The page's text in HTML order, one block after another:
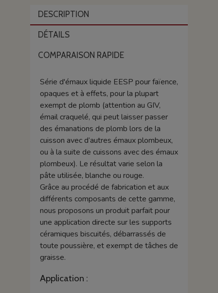
DESCRIPTION
DÉTAILS
COMPARAISON RAPIDE
Série d'émaux liquide EESP pour faïence,
opaques et à effets, pour la plupart
exempt de plomb (attention au GIV,
émail craquelé, qui peut laisser passer
des émanations de plomb lors de la
cuisson avec d’autres émaux plombeux,
ou à la suite de cuissons avec des émaux
plombeux). Le résultat varie selon la
pâte utilisée, blanche ou rouge.
Grâce au procédé de fabrication et aux
différents composants de cette gamme,
nous proposons un produit parfait pour
une application directe sur les supports
céramiques biscuités, débarrassés de
toute poussière, et exempt de tâches de
graisse.
Application :